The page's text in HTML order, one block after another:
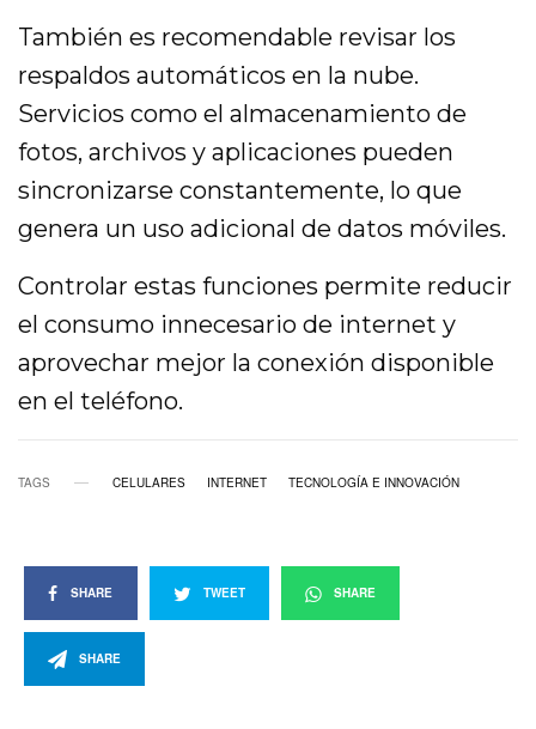
También es recomendable revisar los
respaldos automáticos en la nube.
Servicios como el almacenamiento de
fotos, archivos y aplicaciones pueden
sincronizarse constantemente, lo que
genera un uso adicional de datos móviles.
Controlar estas funciones permite reducir
el consumo innecesario de internet y
aprovechar mejor la conexión disponible
en el teléfono.
TAGS CELULARES INTERNET TECNOLOGÍA E INNOVACIÓN
SHARE TWEET SHARE
SHARE